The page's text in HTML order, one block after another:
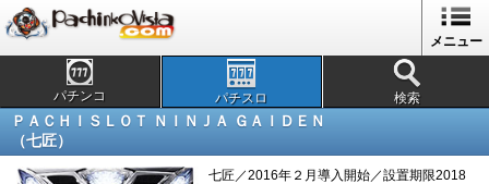
メニュー
パチンコ パチスロ 検索
ＰＡＣＨＩＳＬＯＴ ＮＩＮＪＡ ＧＡＩＤＥＮ
（七匠）
七匠／2016年２月導入開始／設置期限2018